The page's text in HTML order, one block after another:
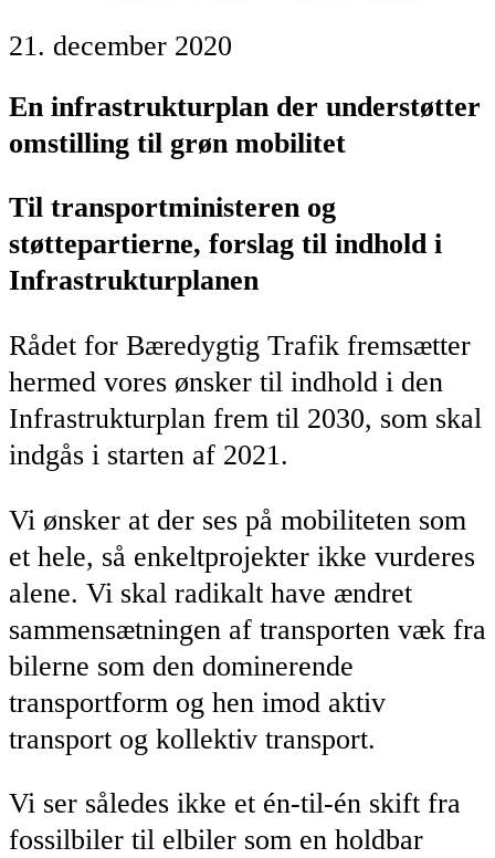
21. december 2020
En infrastrukturplan der understøtter
omstilling til grøn mobilitet
Til transportministeren og
støttepartierne, forslag til indhold i
Infrastrukturplanen
Rådet for Bæredygtig Trafik fremsætter
hermed vores ønsker til indhold i den
Infrastrukturplan frem til 2030, som skal
indgås i starten af 2021.
Vi ønsker at der ses på mobiliteten som
et hele, så enkeltprojekter ikke vurderes
alene. Vi skal radikalt have ændret
sammensætningen af transporten væk fra
bilerne som den dominerende
transportform og hen imod aktiv
transport og kollektiv transport.
Vi ser således ikke et én-til-én skift fra
fossilbiler til elbiler som en holdbar